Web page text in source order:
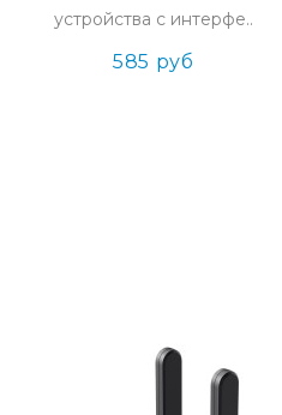
устройства с интерфе..
585 руб